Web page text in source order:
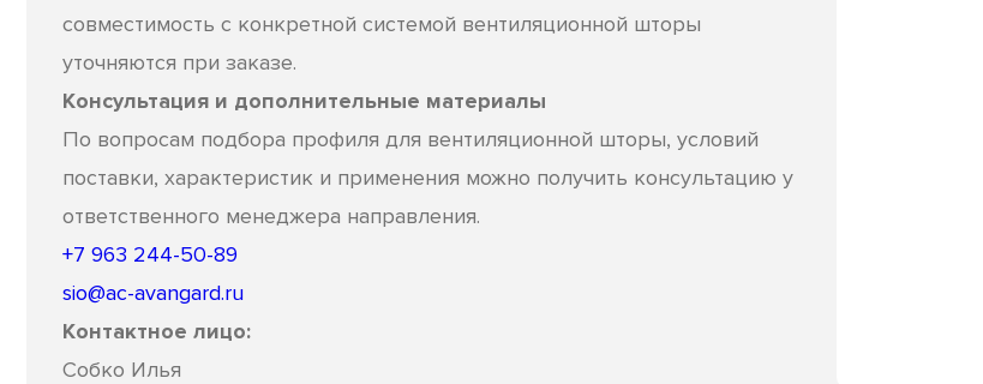
совместимость с конкретной системой вентиляционной шторы
уточняются при заказе.
Консультация и дополнительные материалы
По вопросам подбора профиля для вентиляционной шторы, условий
поставки, характеристик и применения можно получить консультацию у
ответственного менеджера направления.
+7 963 244-50-89
sio@ac-avangard.ru
Контактное лицо:
Собко Илья